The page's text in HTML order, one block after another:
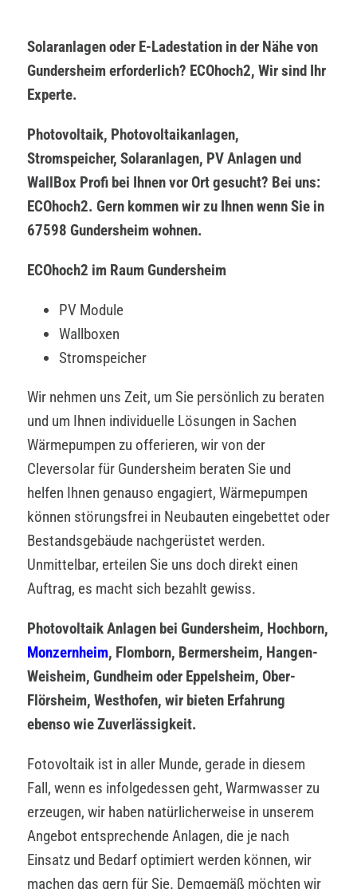
Solaranlagen oder E-Ladestation in der Nähe von
Gundersheim erforderlich? ECOhoch2, Wir sind Ihr
Experte.
Photovoltaik, Photovoltaikanlagen,
Stromspeicher, Solaranlagen, PV Anlagen und
WallBox Profi bei Ihnen vor Ort gesucht? Bei uns:
ECOhoch2. Gern kommen wir zu Ihnen wenn Sie in
67598 Gundersheim wohnen.
ECOhoch2 im Raum Gundersheim
PV Module
Wallboxen
Stromspeicher
Wir nehmen uns Zeit, um Sie persönlich zu beraten
und um Ihnen individuelle Lösungen in Sachen
Wärmepumpen zu offerieren, wir von der
Cleversolar für Gundersheim beraten Sie und
helfen Ihnen genauso engagiert, Wärmepumpen
können störungsfrei in Neubauten eingebettet oder
Bestandsgebäude nachgerüstet werden.
Unmittelbar, erteilen Sie uns doch direkt einen
Auftrag, es macht sich bezahlt gewiss.
Photovoltaik Anlagen bei Gundersheim, Hochborn,
Monzernheim, Flomborn, Bermersheim, Hangen-
Weisheim, Gundheim oder Eppelsheim, Ober-
Flörsheim, Westhofen, wir bieten Erfahrung
ebenso wie Zuverlässigkeit.
Fotovoltaik ist in aller Munde, gerade in diesem
Fall, wenn es infolgedessen geht, Warmwasser zu
erzeugen, wir haben natürlicherweise in unserem
Angebot entsprechende Anlagen, die je nach
Einsatz und Bedarf optimiert werden können, wir
machen das gern für Sie. Demgemäß möchten wir